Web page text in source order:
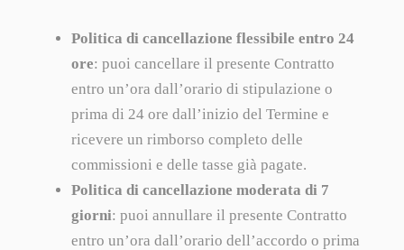
Politica di cancellazione flessibile entro 24
ore: puoi cancellare il presente Contratto
entro un’ora dall’orario di stipulazione o
prima di 24 ore dall’inizio del Termine e
ricevere un rimborso completo delle
commissioni e delle tasse già pagate.
Politica di cancellazione moderata di 7
giorni: puoi annullare il presente Contratto
entro un’ora dall’orario dell’accordo o prima